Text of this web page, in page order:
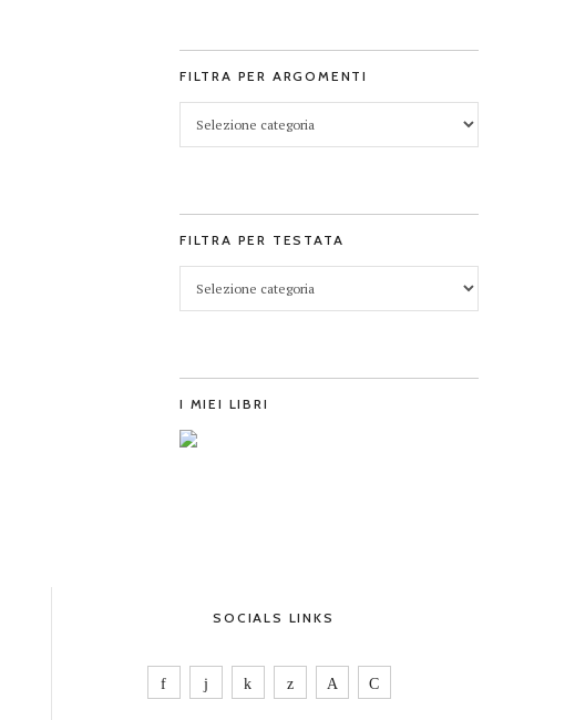
FILTRA PER ARGOMENTI
FILTRA PER TESTATA
I MIEI LIBRI
SOCIALS LINKS